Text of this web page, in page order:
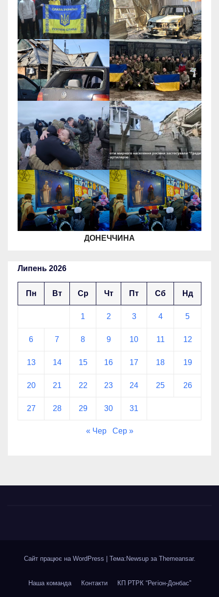
ДОНЕЧЧИНА
Липень 2026
Пн Вт Ср Чт Пт Сб Нд
1 2 3 4 5
6 7 8 9 10 11 12
13 14 15 16 17 18 19
20 21 22 23 24 25 26
27 28 29 30 31
« Чер Сер »
Сайт працює на WordPress Тема:Newsup за Themeansar.
Наша команда Контакти КП РТРК “Регіон-Донбас”